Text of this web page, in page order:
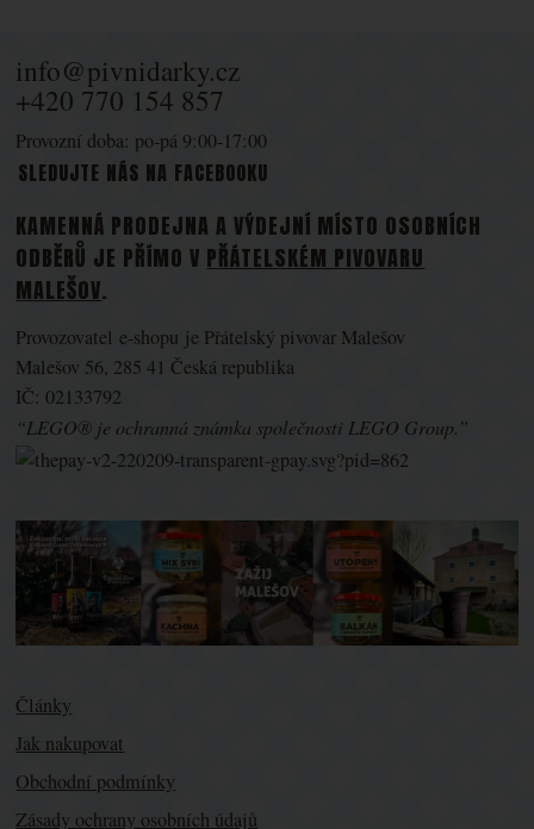
info@pivnidarky.cz
+420 770 154 857
Provozní doba: po-pá 9:00-17:00
SLEDUJTE NÁS NA FACEBOOKU
KAMENNÁ PRODEJNA A VÝDEJNÍ MÍSTO OSOBNÍCH
ODBĚRŮ JE PŘÍMO V PŘÁTELSKÉM PIVOVARU
MALEŠOV.
Provozovatel e-shopu je Přátelský pivovar Malešov
Malešov 56, 285 41 Česká republika
IČ: 02133792
“LEGO® je ochranná známka společnosti LEGO Group.”
Články
Jak nakupovat
Obchodní podmínky
Zásady ochrany osobních údajů